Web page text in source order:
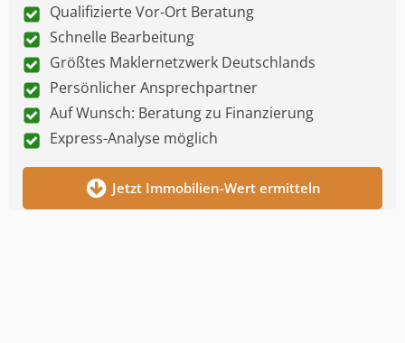
Qualifizierte Vor-Ort Beratung
Schnelle Bearbeitung
Größtes Maklernetzwerk Deutschlands
Persönlicher Ansprechpartner
Auf Wunsch: Beratung zu Finanzierung
Express-Analyse möglich
Jetzt Immobilien-Wert ermitteln